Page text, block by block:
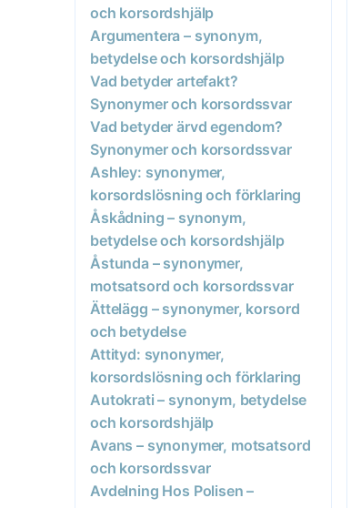
och korsordshjälp
Argumentera – synonym,
betydelse och korsordshjälp
Vad betyder artefakt?
Synonymer och korsordssvar
Vad betyder ärvd egendom?
Synonymer och korsordssvar
Ashley: synonymer,
korsordslösning och förklaring
Åskådning – synonym,
betydelse och korsordshjälp
Åstunda – synonymer,
motsatsord och korsordssvar
Ättelägg – synonymer, korsord
och betydelse
Attityd: synonymer,
korsordslösning och förklaring
Autokrati – synonym, betydelse
och korsordshjälp
Avans – synonymer, motsatsord
och korsordssvar
Avdelning Hos Polisen –